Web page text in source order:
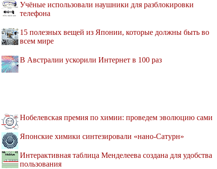
Учёные использовали наушники для разблокировки
телефона
15 полезных вещей из Японии, которые должны быть во
всем мире
В Австралии ускорили Интернет в 100 раз
Нобелевская премия по химии: проведем эволюцию сами
Японские химики синтезировали «нано-Сатурн»
Интерактивная таблица Менделеева создана для удобства
пользования